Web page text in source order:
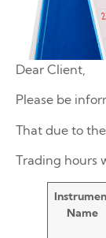
Dear Client,
Please be
That due to
Trading hours
Name